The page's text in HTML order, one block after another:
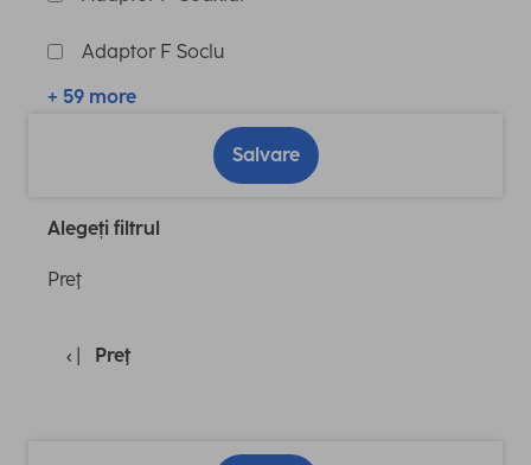
Adaptor F Soclu
+ 59 more
Salvare
Alegeți filtrul
Preţ
Preţ